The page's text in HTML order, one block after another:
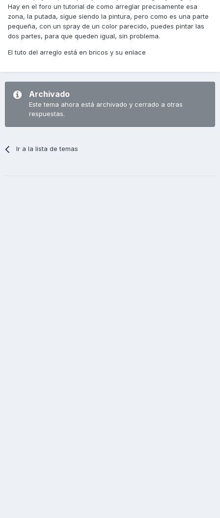
Hay en el foro un tutorial de como arreglar precisamente esa
zona, la putada, sigue siendo la pintura, pero como es una parte
pequeña, con un spray de un color parecido, puedes pintar las
dos partes, para que queden igual, sin problema.
El tuto del arreglo está en bricos y su enlace
Archivado
Este tema ahora está archivado y cerrado a otras
respuestas.
Ir a la lista de temas